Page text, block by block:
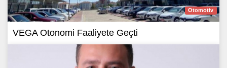
Otomotiv
VEGA Otonomi Faaliyete Geçti